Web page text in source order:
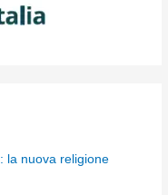
la nuova religione